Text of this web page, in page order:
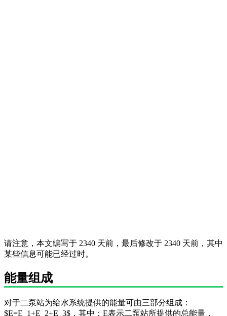
请注意，本文编写于 2340 天前，最后修改于 2340 天前，其中
某些信息可能已经过时。
能量组成
对于二泵站为给水系统提供的能量可由三部分组成：
$E=E_1+E_2+E_3$，其中：E表示二泵站所提供的总能量，